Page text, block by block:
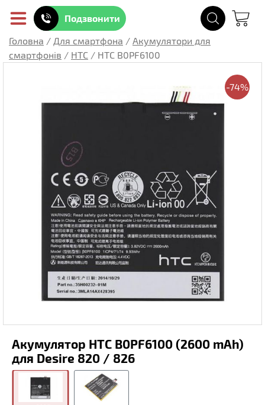
Подзвонити
Головна / Для смартфона / Акумулятори для
смартфонів / HTC / HTC B0PF6100
-74%
Акумулятор HTC B0PF6100 (2600 mAh)
для Desire 820 / 826